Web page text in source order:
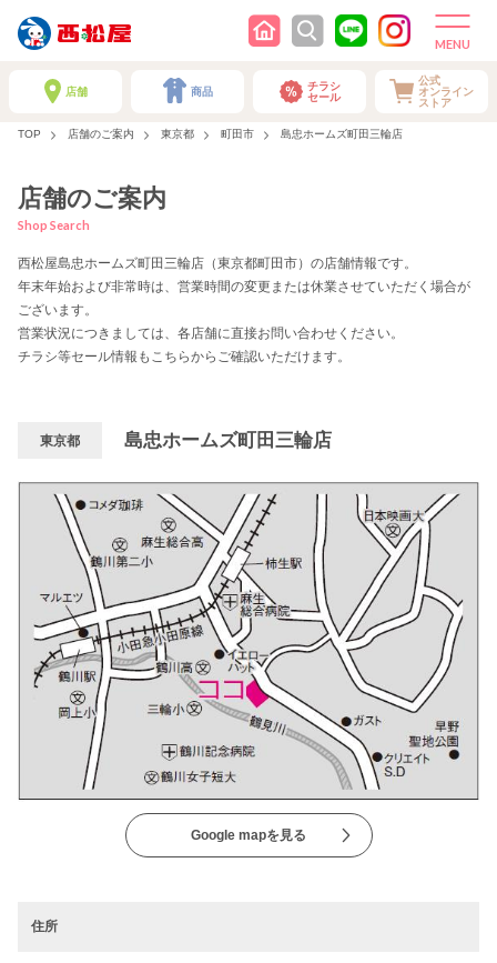
店舗 商品
チラシ
セール
公式
オンライン
ストア
TOP 店舗のご案内 東京都 町田市 島忠ホームズ町田三輪店
店舗のご案内
Shop Search
西松屋島忠ホームズ町田三輪店（東京都町田市）の店舗情報です。
年末年始および非常時は、営業時間の変更または休業させていただく場合が
ございます。
営業状況につきましては、各店舗に直接お問い合わせください。
チラシ等セール情報もこちらからご確認いただけます。
東京都 島忠ホームズ町田三輪店
Google mapを見る
住所